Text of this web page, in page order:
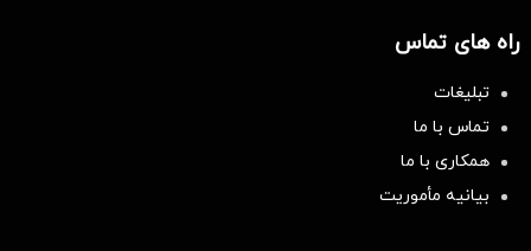
راه های تماس
تبلیغات
تماس با ما
همکاری با ما
بیانیه مأموریت